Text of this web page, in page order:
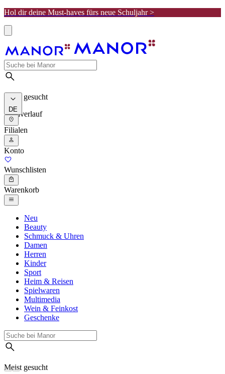
Hol dir deine Must-haves fürs neue Schuljahr >
Meist gesucht
Suchverlauf
DE
Filialen
Konto
Wunschlisten
Warenkorb
Neu
Beauty
Schmuck & Uhren
Damen
Herren
Kinder
Sport
Heim & Reisen
Spielwaren
Multimedia
Wein & Feinkost
Geschenke
Meist gesucht